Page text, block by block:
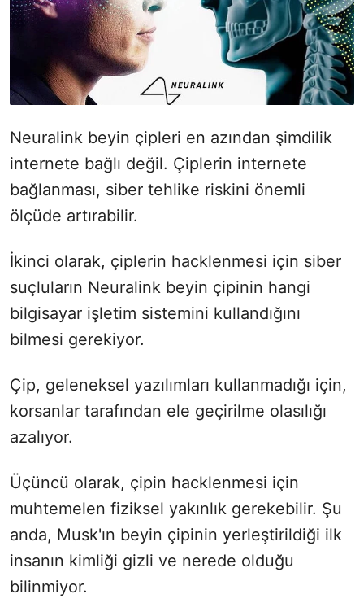
Neuralink beyin çipleri en azından şimdilik
internete bağlı değil. Çiplerin internete
bağlanması, siber tehlike riskini önemli
ölçüde artırabilir.
İkinci olarak, çiplerin hacklenmesi için siber
suçluların Neuralink beyin çipinin hangi
bilgisayar işletim sistemini kullandığını
bilmesi gerekiyor.
Çip, geleneksel yazılımları kullanmadığı için,
korsanlar tarafından ele geçirilme olasılığı
azalıyor.
Üçüncü olarak, çipin hacklenmesi için
muhtemelen fiziksel yakınlık gerekebilir. Şu
anda, Musk'ın beyin çipinin yerleştirildiği ilk
insanın kimliği gizli ve nerede olduğu
bilinmiyor.